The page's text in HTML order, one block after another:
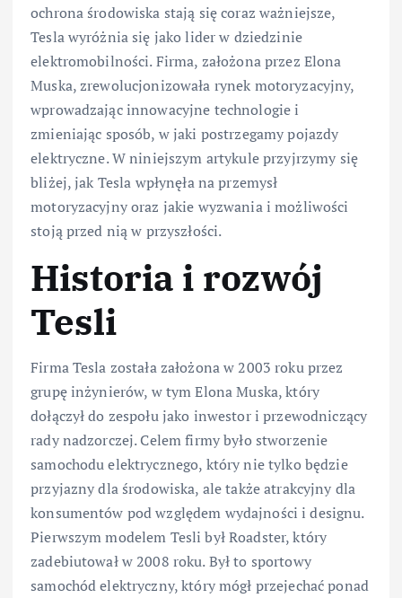
ochrona środowiska stają się coraz ważniejsze,
Tesla wyróżnia się jako lider w dziedzinie
elektromobilności. Firma, założona przez Elona
Muska, zrewolucjonizowała rynek motoryzacyjny,
wprowadzając innowacyjne technologie i
zmieniając sposób, w jaki postrzegamy pojazdy
elektryczne. W niniejszym artykule przyjrzymy się
bliżej, jak Tesla wpłynęła na przemysł
motoryzacyjny oraz jakie wyzwania i możliwości
stoją przed nią w przyszłości.
Historia i rozwój
Tesli
Firma Tesla została założona w 2003 roku przez
grupę inżynierów, w tym Elona Muska, który
dołączył do zespołu jako inwestor i przewodniczący
rady nadzorczej. Celem firmy było stworzenie
samochodu elektrycznego, który nie tylko będzie
przyjazny dla środowiska, ale także atrakcyjny dla
konsumentów pod względem wydajności i designu.
Pierwszym modelem Tesli był Roadster, który
zadebiutował w 2008 roku. Był to sportowy
samochód elektryczny, który mógł przejechać ponad